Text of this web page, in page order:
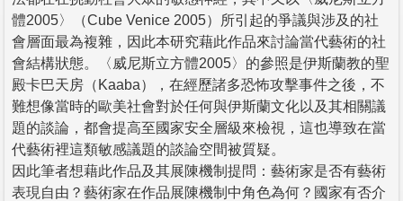
體2005〉（Cube Venice 2005）所引起的爭議與涉及的社
會層面最為複雜，因此本研究藉此作品來討論當代藝術的社
會結構狀態。〈威尼斯立方體2005〉的參照是伊斯蘭教的聖
殿卡巴天房（Kaaba），在經歷諸多恐怖攻擊事件之後，不
難想像當時的歐美社會對於任何與伊斯蘭文化以及其相關議
題的談論，都會提高至國家安全層級來檢視，這也導致在當
代藝術裡這類敏感議題的談論空間被質疑。
因此筆者想藉此作品及其展陳機制提問：藝術家是否有藝術
表現自由？藝術家在作品展陳機制中角色為何？國家有否介